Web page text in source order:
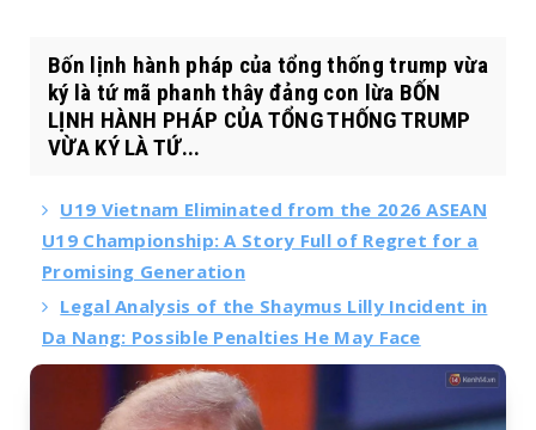
Bốn lịnh hành pháp của tổng thống trump vừa
ký là tứ mã phanh thây đảng con lừa BỐN
LỊNH HÀNH PHÁP CỦA TỔNG THỐNG TRUMP
VỪA KÝ LÀ TỨ...
U19 Vietnam Eliminated from the 2026 ASEAN
U19 Championship: A Story Full of Regret for a
Promising Generation
Legal Analysis of the Shaymus Lilly Incident in
Da Nang: Possible Penalties He May Face